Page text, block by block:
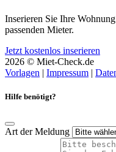
Inserieren Sie Ihre
passenden Mieter.
Jetzt kostenlos inserieren
2026 © Miet-Check.de
Vorlagen | Impressum |
Hilfe benötigt?
Art der Meldung